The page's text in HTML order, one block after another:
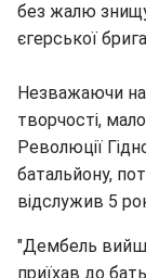
без жалю
єгерської
Незважаючи на
творчості,
Революції
батальйону,
відслужив 5
"Дембель
приїхав до